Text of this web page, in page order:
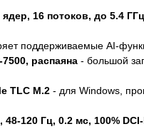
16 потоков, до 5.4 ГГц
поддерживаемые AI-
распаяна - большой
TLC M.2 - для Windows,
120 Гц, 0.2 мс, 100%